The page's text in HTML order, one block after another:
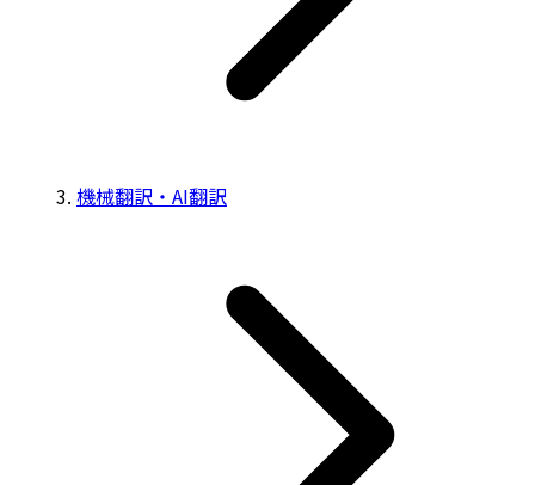
機械翻訳・AI翻訳